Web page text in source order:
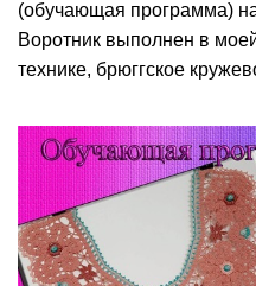
(обучающая программа)
Воротник выполнен в
технике, брюггское